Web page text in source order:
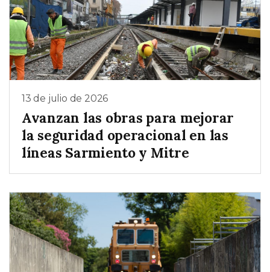
13 de julio de 2026
Avanzan las obras para mejorar
la seguridad operacional en las
líneas Sarmiento y Mitre